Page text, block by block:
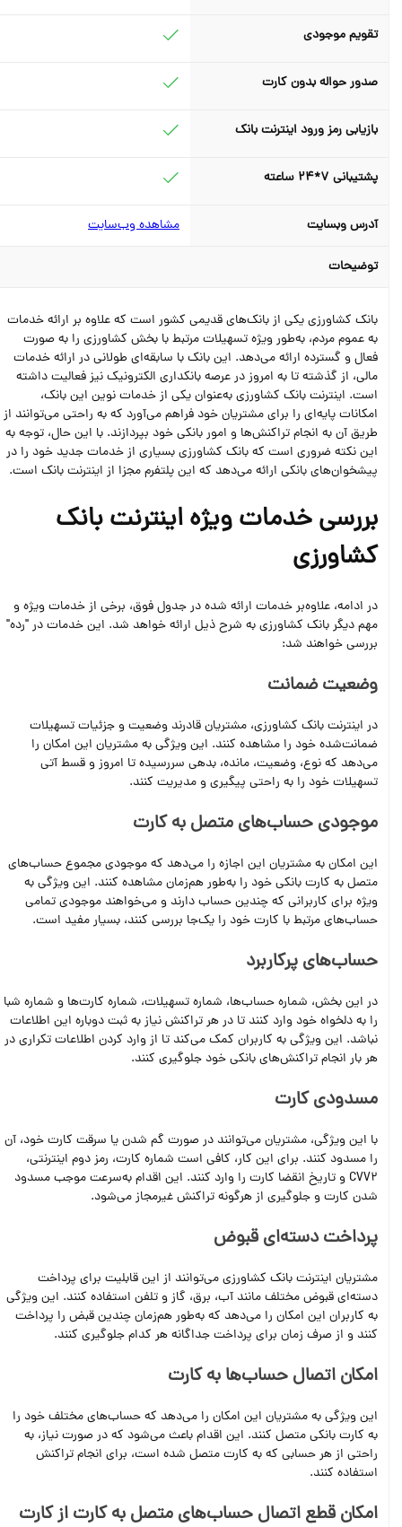
تقویم موجودی
صدور حواله بدون کارت
بازیابی رمز ورود اینترنت بانک
پشتیبانی 7*24 ساعته
آدرس وبسایت مشاهده وب‌سایت
توضیحات
بانک کشاورزی یکی از بانک‌های قدیمی کشور است که علاوه بر ارائه خدمات
به عموم مردم، به‌طور ویژه تسهیلات مرتبط با بخش کشاورزی را به صورت
فعال و گسترده ارائه می‌دهد. این بانک با سابقه‌ای طولانی در ارائه خدمات
مالی، از گذشته تا به امروز در عرصه بانکداری الکترونیک نیز فعالیت داشته
است. اینترنت بانک کشاورزی به‌عنوان یکی از خدمات نوین این بانک،
امکانات پایه‌ای را برای مشتریان خود فراهم می‌آورد که به راحتی می‌توانند از
طریق آن به انجام تراکنش‌ها و امور بانکی خود بپردازند. با این حال، توجه به
این نکته ضروری است که بانک کشاورزی بسیاری از خدمات جدید خود را در
پیشخوان‌های بانکی ارائه می‌دهد که این پلتفرم مجزا از اینترنت بانک است.
بررسی خدمات ویژه اینترنت بانک
کشاورزی
در ادامه، علاوه‌بر خدمات ارائه شده در جدول فوق، برخی از خدمات ویژه و
مهم دیگر بانک کشاورزی به شرح ذیل ارائه خواهد شد. این خدمات در "رده"
بررسی خواهند شد:
وضعیت ضمانت
در اینترنت بانک کشاورزی، مشتریان قادرند وضعیت و جزئیات تسهیلات
ضمانت‌شده خود را مشاهده کنند. این ویژگی به مشتریان این امکان را
می‌دهد که نوع، وضعیت، مانده، بدهی سر‌رسیده تا امروز و قسط آتی
تسهیلات خود را به راحتی پیگیری و مدیریت کنند.
موجودی حساب‌های متصل به کارت
این امکان به مشتریان این اجازه را می‌دهد که موجودی مجموع حساب‌های
متصل به کارت بانکی خود را به‌طور هم‌زمان مشاهده کنند. این ویژگی به
ویژه برای کاربرانی که چندین حساب دارند و می‌خواهند موجودی تمامی
حساب‌های مرتبط با کارت خود را یک‌جا بررسی کنند، بسیار مفید است.
حساب‌های پركاربرد
در این بخش، شماره حساب‌ها، شماره تسهیلات، شماره کارت‌ها و شماره شبا
را به دلخواه خود وارد کنند تا در هر تراکنش نیاز به ثبت دوباره این اطلاعات
نباشد. این ویژگی به کاربران کمک می‌کند تا از وارد کردن اطلاعات تکراری در
هر بار انجام تراکنش‌های بانکی خود جلوگیری کنند.
مسدودی کارت
با این ویژگی، مشتریان می‌توانند در صورت گم شدن یا سرقت کارت خود، آن
را مسدود کنند. برای این کار، کافی است شماره کارت، رمز دوم اینترنتی،
CVV2 و تاریخ انقضا کارت را وارد کنند. این اقدام به‌سرعت موجب مسدود
شدن کارت و جلوگیری از هرگونه تراکنش غیرمجاز می‌شود.
پرداخت دسته‌ای قبوض
مشتریان اینترنت بانک کشاورزی می‌توانند از این قابلیت برای پرداخت
دسته‌ای قبوض مختلف مانند آب، برق، گاز و تلفن استفاده کنند. این ویژگی
به کاربران این امکان را می‌دهد که به‌طور هم‌زمان چندین قبض را پرداخت
کنند و از صرف زمان برای پرداخت جداگانه هر کدام جلوگیری کنند.
امکان اتصال حساب‌ها به کارت
این ویژگی به مشتریان این امکان را می‌دهد که حساب‌های مختلف خود را
به کارت بانکی متصل کنند. این اقدام باعث می‌شود که در صورت نیاز، به
راحتی از هر حسابی که به کارت متصل شده است، برای انجام تراکنش
استفاده کنند.
امکان قطع اتصال حساب‌های متصل به کارت از کارت